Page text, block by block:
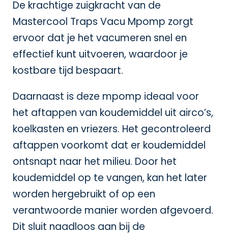
De krachtige zuigkracht van de
Mastercool Traps Vacu Mpomp zorgt
ervoor dat je het vacumeren snel en
effectief kunt uitvoeren, waardoor je
kostbare tijd bespaart.
Daarnaast is deze mpomp ideaal voor
het aftappen van koudemiddel uit airco’s,
koelkasten en vriezers. Het gecontroleerd
aftappen voorkomt dat er koudemiddel
ontsnapt naar het milieu. Door het
koudemiddel op te vangen, kan het later
worden hergebruikt of op een
verantwoorde manier worden afgevoerd.
Dit sluit naadloos aan bij de